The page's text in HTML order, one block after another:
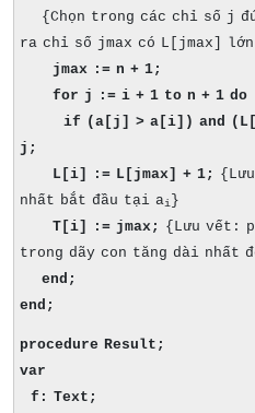
{Chọn trong các chỉ số j
ra chỉ số jmax có L[jmax]
jmax := n + 1;
for j := i + 1 to n + 1 do
if (a[j] > a[i]) and (L[j]
j;
L[i] := L[jmax] + 1;
nhất bắt đầu tại ai}
T[i] := jmax; {Lưu vết:
trong dãy con tăng dài nhất
end;
end;
procedure Result;
var
f: Text;